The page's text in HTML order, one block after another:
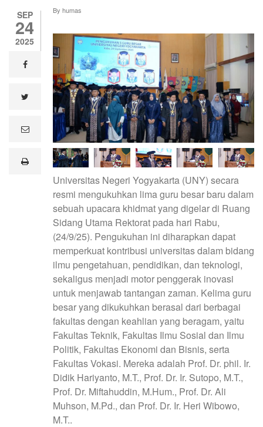
SEP
24
2025
facebook
e
lprint
By humas
Universitas Negeri Yogyakarta (UNY) secara
resmi mengukuhkan lima guru besar baru dalam
sebuah upacara khidmat yang digelar di Ruang
Sidang Utama Rektorat pada hari Rabu,
(24/9/25). Pengukuhan ini diharapkan dapat
memperkuat kontribusi universitas dalam bidang
ilmu pengetahuan, pendidikan, dan teknologi,
sekaligus menjadi motor penggerak inovasi
untuk menjawab tantangan zaman. Kelima guru
besar yang dikukuhkan berasal dari berbagai
fakultas dengan keahlian yang beragam, yaitu
Fakultas Teknik, Fakultas Ilmu Sosial dan Ilmu
Politik, Fakultas Ekonomi dan Bisnis, serta
Fakultas Vokasi. Mereka adalah Prof. Dr. phil. Ir.
Didik Hariyanto, M.T., Prof. Dr. Ir. Sutopo, M.T.,
Prof. Dr. Miftahuddin, M.Hum., Prof. Dr. Ali
Muhson, M.Pd., dan Prof. Dr. Ir. Heri Wibowo,
M.T..